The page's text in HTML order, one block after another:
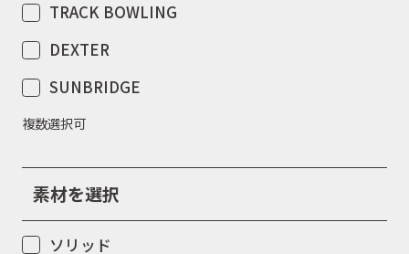
TRACK BOWLING
DEXTER
SUNBRIDGE
複数選択可
素材を選択
ソリッド